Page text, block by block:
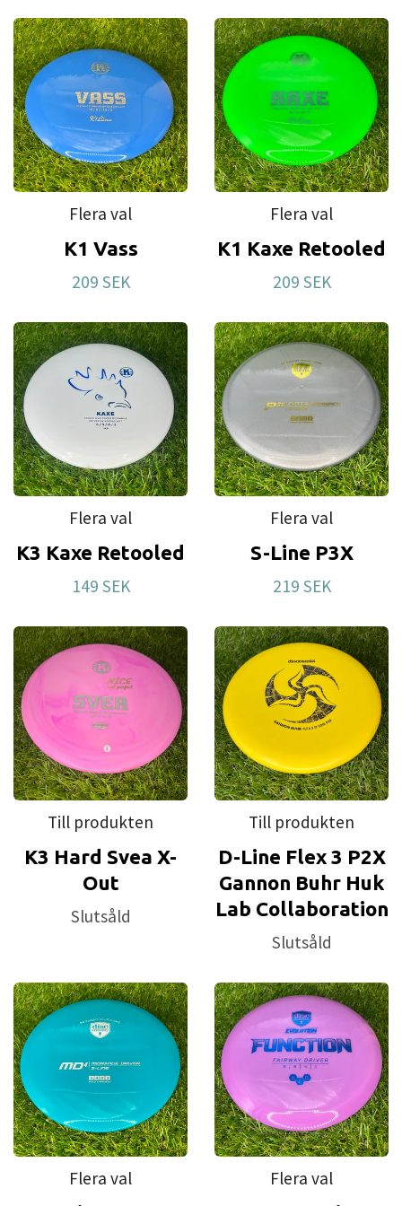
Flera val
K1 Vass
209 SEK
Flera val
K1 Kaxe Retooled
209 SEK
Flera val
K3 Kaxe Retooled
149 SEK
Flera val
S-Line P3X
219 SEK
Till produkten
K3 Hard Svea X-
Out
Slutsåld
Till produkten
D-Line Flex 3 P2X
Gannon Buhr Huk
Lab Collaboration
Slutsåld
Flera val Flera val